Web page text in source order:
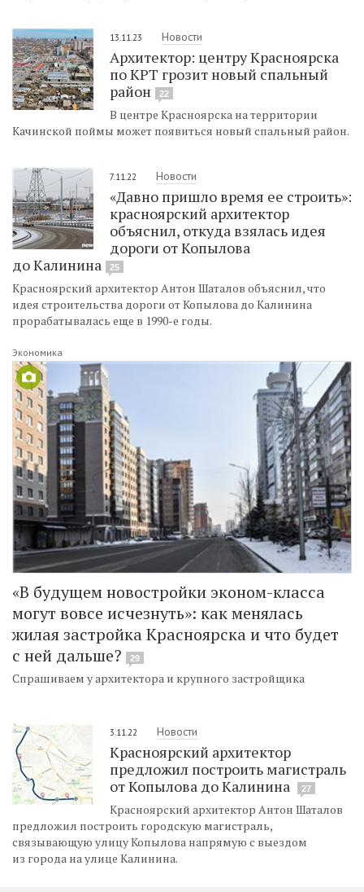
13.11.23 Новости
Архитектор: центру Красноярска
по КРТ грозит новый спальный
район
22
В центре Красноярска на территории
Качинской поймы может появиться новый спальный район.
7.11.22 Новости
«Давно пришло время ее строить»:
красноярский архитектор
объяснил, откуда взялась идея
дороги от Копылова
до Калинина
25
Красноярский архитектор Антон Шаталов объяснил, что
идея строительства дороги от Копылова до Калинина
прорабатывалась еще в 1990-е годы.
Экономика
«В будущем новостройки эконом-класса
могут вовсе исчезнуть»: как менялась
жилая застройка Красноярска и что будет
с ней дальше?
29
Спрашиваем у архитектора и крупного застройщика
3.11.22 Новости
Красноярский архитектор
предложил построить магистраль
от Копылова до Калинина
27
Красноярский архитектор Антон Шаталов
предложил построить городскую магистраль,
связывающую улицу Копылова напрямую с выездом
из города на улице Калинина.